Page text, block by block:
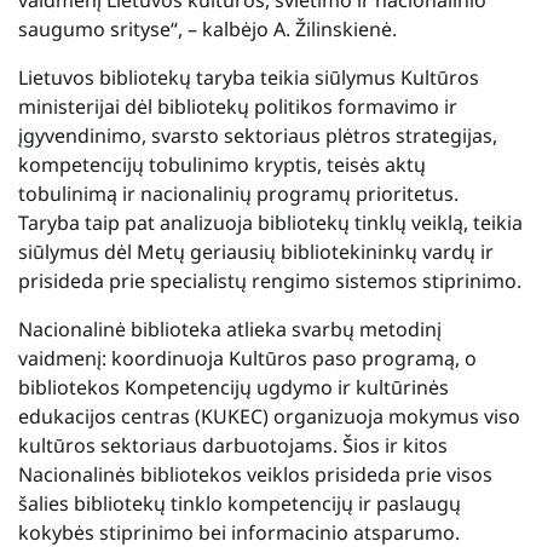
saugumo srityse“, – kalbėjo A. Žilinskienė.
Lietuvos bibliotekų taryba teikia siūlymus Kultūros
ministerijai dėl bibliotekų politikos formavimo ir
įgyvendinimo, svarsto sektoriaus plėtros strategijas,
kompetencijų tobulinimo kryptis, teisės aktų
tobulinimą ir nacionalinių programų prioritetus.
Taryba taip pat analizuoja bibliotekų tinklų veiklą, teikia
siūlymus dėl Metų geriausių bibliotekininkų vardų ir
prisideda prie specialistų rengimo sistemos stiprinimo.
Nacionalinė biblioteka atlieka svarbų metodinį
vaidmenį: koordinuoja Kultūros paso programą, o
bibliotekos Kompetencijų ugdymo ir kultūrinės
edukacijos centras (KUKEC) organizuoja mokymus viso
kultūros sektoriaus darbuotojams. Šios ir kitos
Nacionalinės bibliotekos veiklos prisideda prie visos
šalies bibliotekų tinklo kompetencijų ir paslaugų
kokybės stiprinimo bei informacinio atsparumo.